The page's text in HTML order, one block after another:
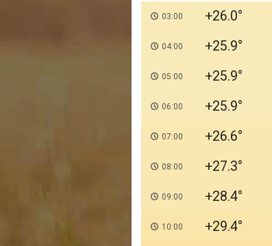
03:00 +26.0
04:00 +25.9
05:00 +25.9
06:00 +25.9
07:00 +26.6
08:00 +27.3
09:00 +28.4
10:00 +29.4